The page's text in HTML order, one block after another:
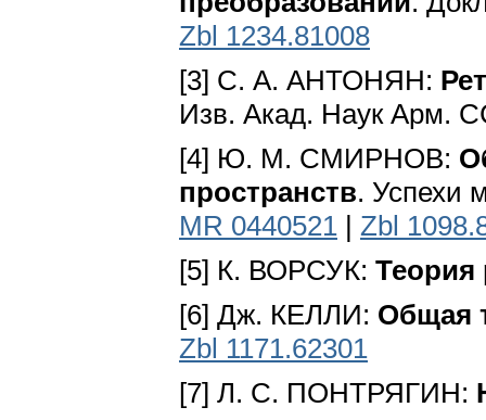
Zbl 1234.81008
[3] С. А. АНТОНЯН:
Изв. Акад. Наук Арм.
[4] Ю. М. СМИРНОВ:
пространств. Успехи
MR 0440521 | Zbl
[5] К. ВОРСУК: Теория
[6] Дж. КЕЛЛИ: Общая
Zbl 1171.62301
[7] Л. С. ПОНТРЯГИН: